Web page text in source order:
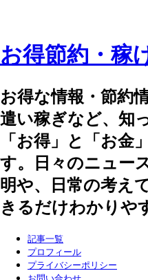
お得節約・稼
お得な情報・節約
遣い稼ぎなど、知
「お得」と「お金
す。日々のニュー
明や、日常の考え
きるだけわかりや
記事一覧
プロフィール
プライバシーポリシー